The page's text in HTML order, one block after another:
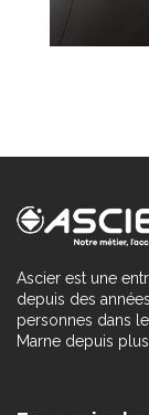
Ascier est une
depuis des
personnes dans
Marne depuis